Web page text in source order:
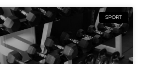
SPORT